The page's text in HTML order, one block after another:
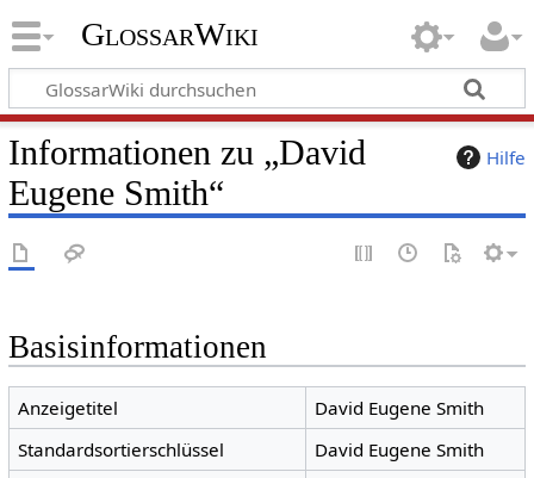
GlossarWiki
Hilfe
Informationen zu „David
Eugene Smith“
Basisinformationen
Anzeigetitel
David Eugene Smith
Standardsortierschlüssel
David Eugene Smith